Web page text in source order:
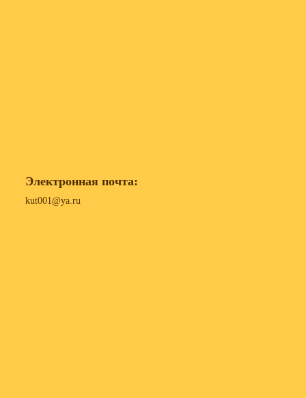
Электронная почта:
kut001@ya.ru